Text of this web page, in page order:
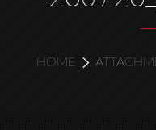
HOME